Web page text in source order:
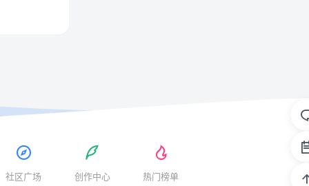
社区广场 创作中心 热门榜单